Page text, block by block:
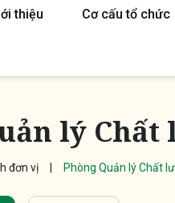
thiệu Cơ cấu tổ chức
lý
đơn vị Phòng Quản lý Chất